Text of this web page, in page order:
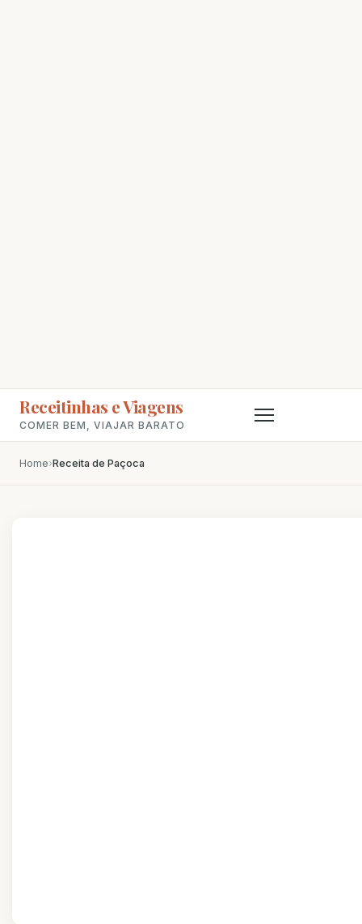
Receitinhas e Viagens
COMER BEM, VIAJAR BARATO
Home›Receita de Paçoca